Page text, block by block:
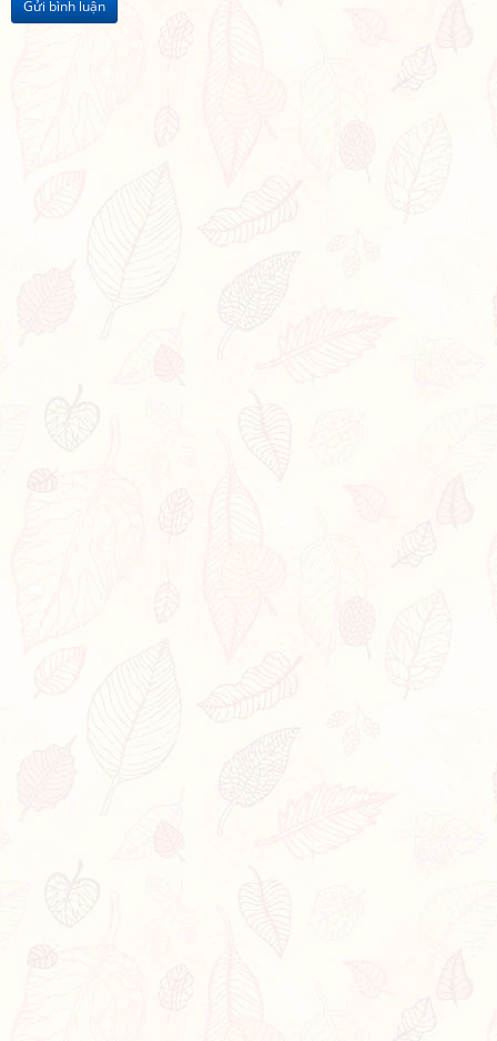
Gửi bình luận